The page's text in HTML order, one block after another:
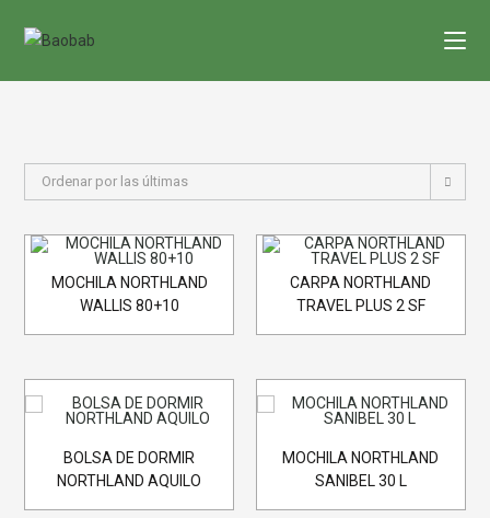
Ordenar por las últimas
MOCHILA NORTHLAND
WALLIS 80+10
CARPA NORTHLAND
TRAVEL PLUS 2 SF
BOLSA DE DORMIR
NORTHLAND AQUILO
MOCHILA NORTHLAND
SANIBEL 30 L